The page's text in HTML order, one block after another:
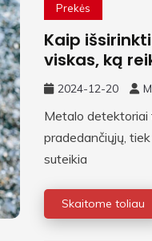
Prekės
Kaip
viskas, ką
pirkimą
2024-12-20
Metalo detektoriai
pradedančiųjų,
suteikia
Skaitome toliau